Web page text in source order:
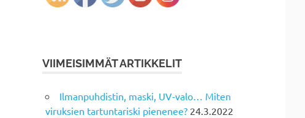
VIIMEISIMMÄT ARTIKKELIT
Ilmanpuhdistin, maski, UV-valo… Miten
viruksien tartuntariski pienenee? 24.3.2022